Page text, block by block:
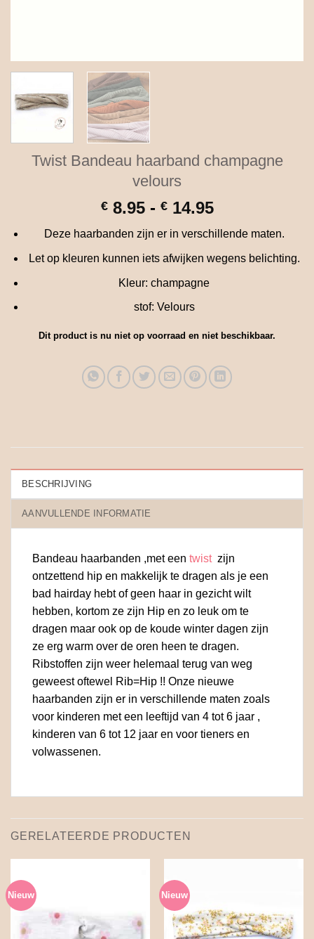
Twist Bandeau haarband champagne
velours
€8.95 - €14.95Prijsklasse:
tot
€ 14.95
Deze haarbanden zijn er in verschillende maten.
Let op kleuren kunnen iets afwijken wegens belichting.
Kleur: champagne
stof: Velours
Dit product is nu niet op voorraad en niet beschikbaar.
BESCHRIJVING
AANVULLENDE INFORMATIE
Bandeau haarbanden ,met een twist zijn
ontzettend hip en makkelijk te dragen als je een
bad hairday hebt of geen haar in gezicht wilt
hebben, kortom ze zijn Hip en zo leuk om te
dragen maar ook op de koude winter dagen zijn
ze erg warm over de oren heen te dragen.
Ribstoffen zijn weer helemaal terug van weg
geweest oftewel Rib=Hip !! Onze nieuwe
haarbanden zijn er in verschillende maten zoals
voor kinderen met een leeftijd van 4 tot 6 jaar ,
kinderen van 6 tot 12 jaar en voor tieners en
volwassenen.
GERELATEERDE PRODUCTEN
Nieuw Nieuw